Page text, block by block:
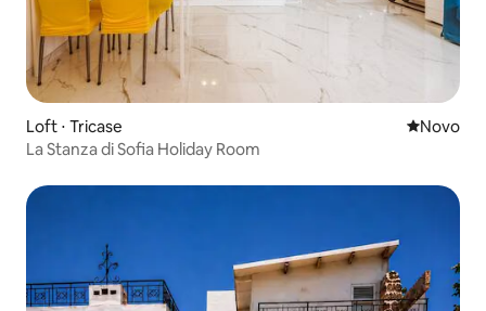
Loft ⋅ Tricase Novo
Novo
La Stanza di Sofia Holiday Room